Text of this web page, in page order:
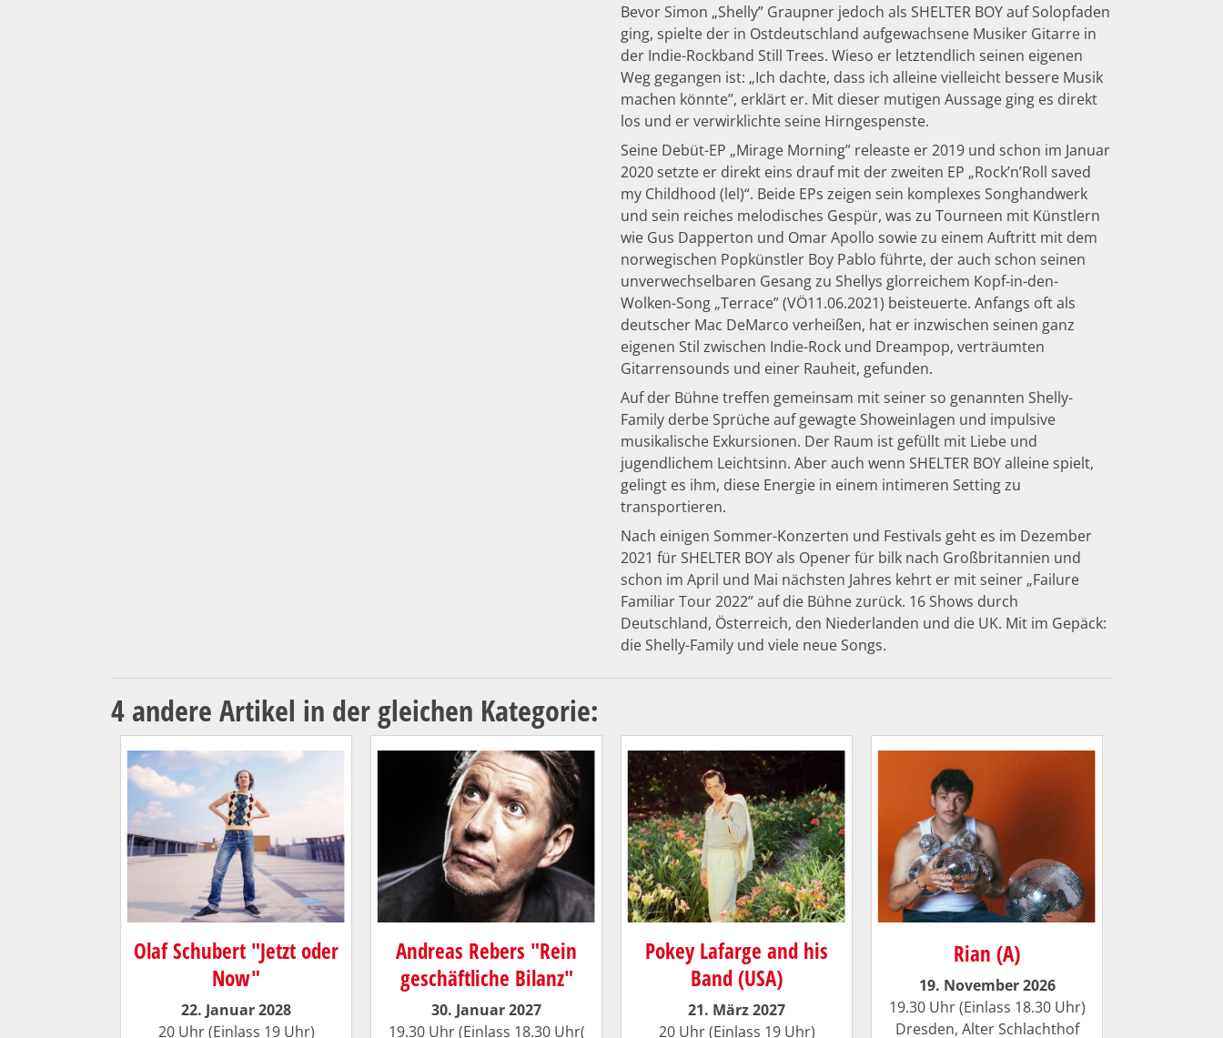
Bevor Simon „Shelly” Graupner jedoch als SHELTER BOY auf Solopfaden
ging, spielte der in Ostdeutschland aufgewachsene Musiker Gitarre in
der Indie-Rockband Still Trees. Wieso er letztendlich seinen eigenen
Weg gegangen ist: „Ich dachte, dass ich alleine vielleicht bessere Musik
machen könnte”, erklärt er. Mit dieser mutigen Aussage ging es direkt
los und er verwirklichte seine Hirngespenste.
Seine Debüt-EP „Mirage Morning” releaste er 2019 und schon im Januar
2020 setzte er direkt eins drauf mit der zweiten EP „Rock’n’Roll saved
my Childhood (lel)“. Beide EPs zeigen sein komplexes Songhandwerk
und sein reiches melodisches Gespür, was zu Tourneen mit Künstlern
wie Gus Dapperton und Omar Apollo sowie zu einem Auftritt mit dem
norwegischen Popkünstler Boy Pablo führte, der auch schon seinen
unverwechselbaren Gesang zu Shellys glorreichem Kopf-in-den-
Wolken-Song „Terrace” (VÖ11.06.2021) beisteuerte. Anfangs oft als
deutscher Mac DeMarco verheißen, hat er inzwischen seinen ganz
eigenen Stil zwischen Indie-Rock und Dreampop, verträumten
Gitarrensounds und einer Rauheit, gefunden.
Auf der Bühne treffen gemeinsam mit seiner so genannten Shelly-
Family derbe Sprüche auf gewagte Showeinlagen und impulsive
musikalische Exkursionen. Der Raum ist gefüllt mit Liebe und
jugendlichem Leichtsinn. Aber auch wenn SHELTER BOY alleine spielt,
gelingt es ihm, diese Energie in einem intimeren Setting zu
transportieren.
Nach einigen Sommer-Konzerten und Festivals geht es im Dezember
2021 für SHELTER BOY als Opener für bilk nach Großbritannien und
schon im April und Mai nächsten Jahres kehrt er mit seiner „Failure
Familiar Tour 2022” auf die Bühne zurück. 16 Shows durch
Deutschland, Österreich, den Niederlanden und die UK. Mit im Gepäck:
die Shelly-Family und viele neue Songs.
4 andere Artikel in der gleichen Kategorie:
Olaf Schubert "Jetzt oder
Now"
22. Januar 2028
20 Uhr (Einlass 19 Uhr)
Andreas Rebers "Rein
geschäftliche Bilanz"
30. Januar 2027
19.30 Uhr (Einlass 18.30 Uhr(
Pokey Lafarge and his
Band (USA)
21. März 2027
20 Uhr (Einlass 19 Uhr)
Rian (A)
19. November 2026
19.30 Uhr (Einlass 18.30 Uhr)
Dresden, Alter Schlachthof